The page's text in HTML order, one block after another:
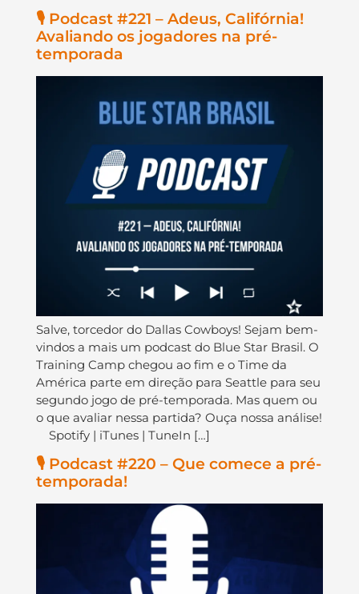
🎙️ Podcast #221 – Adeus, Califórnia!
Avaliando os jogadores na pré-
temporada
Salve, torcedor do Dallas Cowboys! Sejam bem-
vindos a mais um podcast do Blue Star Brasil. O
Training Camp chegou ao fim e o Time da
América parte em direção para Seattle para seu
segundo jogo de pré-temporada. Mas quem ou
o que avaliar nessa partida? Ouça nossa análise!
Spotify | iTunes | TuneIn […]
🎙️ Podcast #220 – Que comece a pré-
temporada!